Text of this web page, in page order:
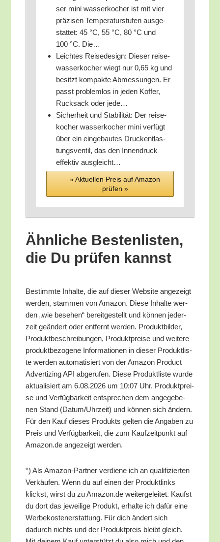
ser mini was­ser­ko­cher ist mit vier
prä­zi­sen Tem­pe­ra­tur­stu­fen aus­ge­
stat­tet: 45 °C, 55 °C, 80 °C und
100 °C. Die…
Leich­tes Rei­se­de­sign: Die­ser rei­se­
was­ser­ko­cher wiegt nur 0,65 kg und
besitzt kom­pak­te Abmes­sun­gen. Er
passt pro­blem­los in jeden Kof­fer,
Ruck­sack oder jede…
Sicher­heit und Sta­bi­li­tät: Der rei­se­
ko­cher was­ser­ko­cher mini ver­fügt
über ein ein­ge­bau­tes Druck­ent­las­
tungs­ven­til, das den Innen­druck
effek­tiv ausgleicht…
» Aktu­el­len Preis auf Ama­zon
prü­fen »
Ähn­li­che Bes­ten­lis­ten,
die Du prü­fen kannst
Bestimm­te Inhal­te, die auf die­ser Web­site ange­zeigt
wer­den, stam­men von Ama­zon. Die­se Inhal­te wer­
den „wie bese­hen“ bereit­ge­stellt und kön­nen jeder­
zeit geän­dert oder ent­fernt wer­den. Pro­dukt­bil­der,
Pro­dukt­be­schrei­bun­gen, Pro­dukt­prei­se und wei­te­re
pro­dukt­be­zo­ge­ne Infor­ma­tio­nen in die­ser Pro­dukt­lis­
te wer­den auto­ma­ti­siert von der Ama­zon Pro­duct
Adver­tiz­ing API abge­ru­fen. Die­se Pro­dukt­lis­te wur­de
aktua­li­siert am 6.08.2026 um 10:07 Uhr. Pro­dukt­prei­
se und Ver­füg­bar­keit ent­spre­chen dem ange­ge­be­
nen Stand (Datum/​Uhrzeit) und kön­nen sich ändern.
Für den Kauf die­ses Pro­dukts gel­ten die Anga­ben zu
Preis und Ver­füg­bar­keit, die zum Kauf­zeit­punkt auf
Amazon.de ange­zeigt werden.
*) Als Ama­zon-Part­ner ver­die­ne ich an qua­li­fi­zier­ten
Ver­käu­fen. Wenn du auf einen der Pro­dukt­links
klickst, wirst du zu Amazon.de wei­ter­ge­lei­tet. Kaufst
du dort das jewei­li­ge Pro­dukt, erhal­te ich dafür eine
Wer­be­kos­ten­er­stat­tung. Für dich ändert sich
dadurch nichts und der Pro­dukt­preis bleibt gleich.